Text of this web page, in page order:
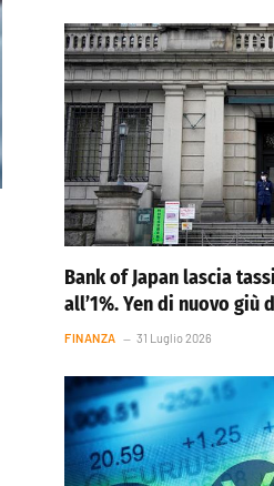
Bank of Japan lascia
all’1%. Yen di nuovo giù
FINANZA 31 Luglio 2026